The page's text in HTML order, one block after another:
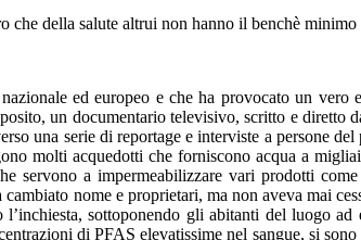
che della salute altrui non hanno il benchè minimo
ed europeo e che ha provocato un vero
un documentario televisivo, scritto e diretto
una serie di reportage e interviste a persone
molti acquedotti che forniscono acqua a
servono a impermeabilizzare vari prodotti
nome e proprietari, ma non aveva mai
sottoponendo gli abitanti del luogo
di PFAS elevatissime nel sangue, si